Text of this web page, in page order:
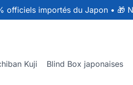
officiels importés du Japon • 🎁
Kuji Blind Box japonaises